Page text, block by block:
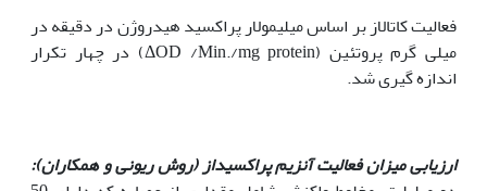
فعالیت کاتالاز بر اساس میلی­مولار پراکسید هیدروژن در دقیقه در
میلی گرم پروتئین (ΔOD /Min./mg protein) در چهار تکرار
اندازه گیری شد.
ارزیابی میزان فعالیت آنزیم پراکسیداز (روش ریونی و همکاران):